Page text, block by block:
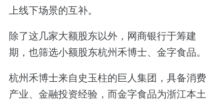
上线下场景的互补。
除了这几家大额股东以外，网商银行于筹建
期，也筛选小额股东杭州禾博士、金字食品。
杭州禾博士来自史玉柱的巨人集团，具备消费
产业、金融投资经验，而金字食品为浙江本土